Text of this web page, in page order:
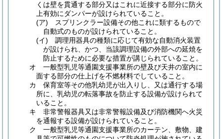
くは壁を貫通する部分又はこれに近接する部分に防火
上有効にダンパーが設けられていること。
(ア)
スプリンクラー設備その他これに類するもので
自動式のものが設けられていること。
(イ)
調理用器具の種類に応じて有効な自動消火装置
が設けられ、かつ、当該調理設備の外部への延焼を
防止するために必要な措置が講じられていること。
オ
一般型乳児等通園支援事業所の壁及び天井の室内に
面する部分の仕上げを不燃材料でしていること。
カ
保育室等その他乳幼児が出入りし、又は通行する場
所に、乳幼児の転落事故を防止する設備が設けられて
いること。
キ
非常警報器具又は非常警報設備及び消防機関へ火災
を通報する設備が設けられていること。
ク
一般型乳児等通園支援事業所のカーテン、敷物、建